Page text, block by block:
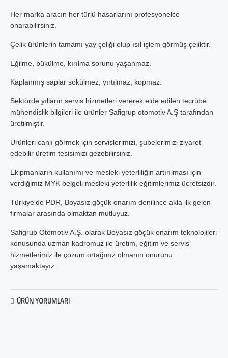
Her marka aracın her türlü hasarlarını profesyonelce
onarabilirsiniz.
Çelik ürünlerin tamamı yay çeliği olup ısıl işlem görmüş çeliktir.
Eğilme, bükülme, kırılma sorunu yaşanmaz.
Kaplanmış saplar sökülmez, yırtılmaz, kopmaz.
Sektörde yılların servis hizmetleri vererek elde edilen tecrübe
mühendislik bilgileri ile ürünler Safigrup otomotiv A.Ş tarafından
üretilmiştir.
Ürünleri canlı görmek için servislerimizi, şubelerimizi ziyaret
edebilir üretim tesisimizi gezebilirsiniz.
Ekipmanların kullanımı ve mesleki yeterliliğin artırılması için
verdiğimiz MYK belgeli mesleki yeterlilik eğitimlerimiz ücretsizdir.
Türkiye'de PDR, Boyasız göçük onarım denilince akla ilk gelen
firmalar arasında olmaktan mutluyuz.
Safigrup Otomotiv A.Ş. olarak Boyasız göçük onarım teknolojileri
konusunda uzman kadromuz ile üretim, eğitim ve servis
hizmetlerimiz ile çözüm ortağınız olmanın onurunu
yaşamaktayız.
ÜRÜN YORUMLARI